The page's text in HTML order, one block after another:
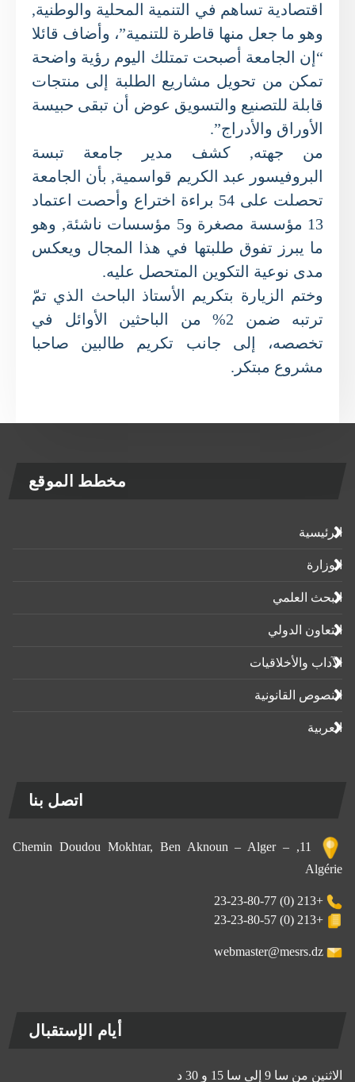
اقتصادية تساهم في التنمية المحلية والوطنية,
وهو ما جعل منها قاطرة للتنمية”، وأضاف قائلا
“إن الجامعة أصبحت تمتلك اليوم رؤية واضحة
تمكن من تحويل مشاريع الطلبة إلى منتجات
قابلة للتصنيع والتسويق عوض أن تبقى حبيسة
الأوراق والأدراج”.
من جهته, كشف مدير جامعة تبسة
البروفيسور عبد الكريم قواسمية, بأن الجامعة
تحصلت على 54 براءة اختراع وأحصت اعتماد
13 مؤسسة مصغرة و5 مؤسسات ناشئة, وهو
ما يبرز تفوق طلبتها في هذا المجال ويعكس
مدى نوعية التكوين المتحصل عليه.
وختم الزيارة بتكريم الأستاذ الباحث الذي تمّ
ترتبه ضمن 2% من الباحثين الأوائل ‏في
تخصصه، ‏إلى جانب تكريم طالبين صاحبا
مشروع مبتكر.‏
مخطط الموقع
الرئيسية
الوزارة
البحث العلمي
التعاون الدولي
الآداب واﻷخلاقيات
النصوص القانونية
العربية
اتصل بنا
11, Chemin Doudou Mokhtar, Ben Aknoun – Alger –
Algérie
+213 (0) 23-23-80-77
+213 (0) 23-23-80-57
webmaster@mesrs.dz
أيام الإستقبال
الاثنين من سا 9 إلى سا 15 و 30 د